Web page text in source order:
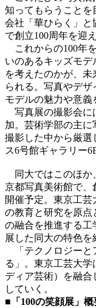
知ってもらうことを
会社「華ひらく」と
で創立100周年を迎
これからの100年
いのあるキッズモ
を考えたのかが、未
られる。写真やデ
モデルの魅力や意義
写真展の撮影会に
加。芸術学部の主に
撮影した中から厳選
ス6号館ギャラリー
同大ではこのほか
京都写真美術館で、
開催予定。東京工
の教育と研究を原点
の融合を推進する工
展した同大の特色を
「テクノロジーと
る」。東京工芸大
ディア芸術）を融
していく。
■「100の笑顔展」概